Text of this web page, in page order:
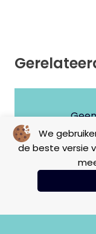
We
de beste versie